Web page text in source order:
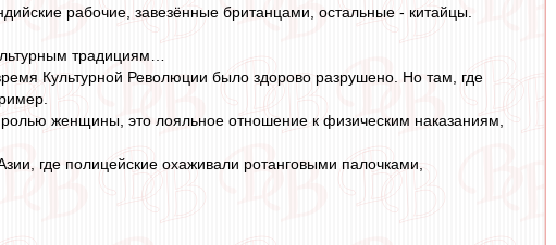
рабочие, завезённые британцами, остальные - китайцы.
традициям…
Культурной Революции было здорово разрушено. Но там, где
женщины, это лояльное отношение к физическим наказаниям,
где полицейские охаживали ротанговыми палочками,